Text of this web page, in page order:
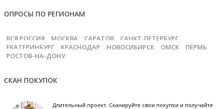
ОПРОСЫ ПО РЕГИОНАМ
ВСЯ РОССИЯ МОСКВА САРАТОВ
САНКТ-ПЕТЕРБУРГ
ЕКАТЕРИНБУРГ
КРАСНОДАР НОВОСИБИРСК ОМСК
ПЕРМЬ
РОСТОВ-НА-ДОНУ
СКАН ПОКУПОК
Длительный проект. Сканируйте свои покупки и получайте